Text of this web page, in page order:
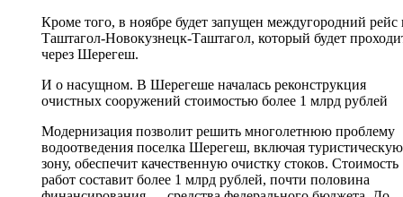
Кроме того, в ноябре будет запущен междугородний рейс
Таштагол-Новокузнецк-Таштагол, который будет
через Шерегеш.
И о насущном. В Шерегеше началась реконструкция
очистных сооружений стоимостью более 1 млрд рублей
Модернизация позволит решить многолетнюю проблему
водоотведения поселка Шерегеш, включая туристическую
зону, обеспечит качественную очистку стоков. Стоимость
работ составит более 1 млрд рублей, почти половина